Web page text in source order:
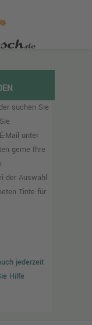
suchen Sie
Mail unter
gerne Ihre
der Auswahl
Tinte für
jederzeit
Hilfe